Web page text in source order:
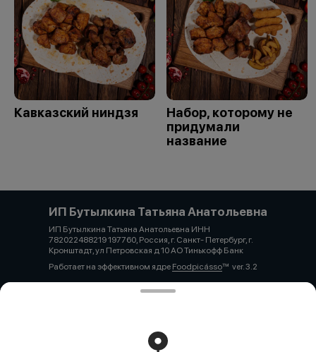
Кавказский ниндзя
Набор, которому не
придумали
название
ИП Бутылкина Татьяна Анатольевна
ИП Бутылкина Татьяна Анатольевна ИНН
782022488219 197760, Россия, г. Санкт- Петербург, г.
Кронштадт, ул Петровская д 10 АО Тинькофф Банк
Работает на эффективном ядре Foodpicássover. 3.2
Политика конфиденциальности